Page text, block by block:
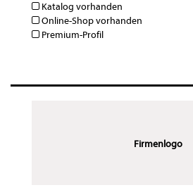
Katalog vorhanden
Online-Shop vorhanden
Premium-Profil
Firmenlogo